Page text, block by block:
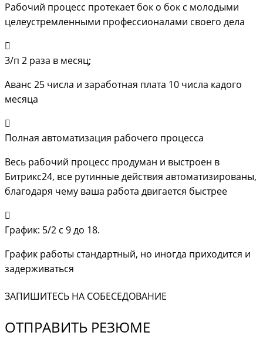
Рабочий процесс протекает бок о бок с молодыми
целеустремленными профессионалами своего дела
З/п 2 раза в месяц;
Аванс 25 числа и заработная плата 10 числа кадого
месяца
Полная автоматизация рабочего процесса
Весь рабочий процесс продуман и выстроен в
Битрикс24, все рутинные действия автоматизированы,
благодаря чему ваша работа двигается быстрее
График: 5/2 с 9 до 18.
График работы стандартный, но иногда приходится и
задерживаться
ЗАПИШИТЕСЬ НА СОБЕСЕДОВАНИЕ
ОТПРАВИТЬ РЕЗЮМЕ